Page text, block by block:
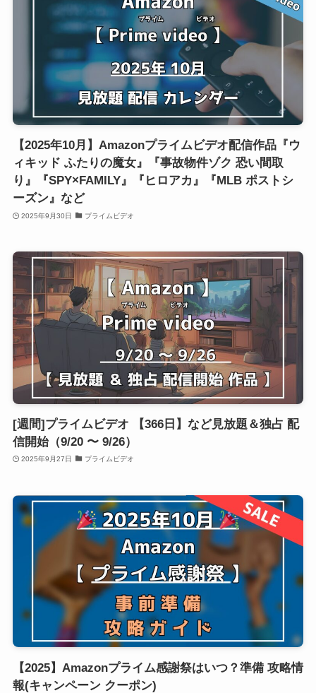
【2025年10月】Amazonプライムビデオ配信作品『ウ
ィキッド ふたりの魔女』『事故物件ゾク 恐い間取
り』『SPY×FAMILY』『ヒロアカ』『MLB ポストシ
ーズン』など
2025年9月30日 プライムビデオ
[週間]プライムビデオ 【366日】など見放題＆独占 配
信開始（9/20 〜 9/26）
2025年9月27日 プライムビデオ
【2025】Amazonプライム感謝祭はいつ？準備 攻略情
報(キャンペーン クーポン)